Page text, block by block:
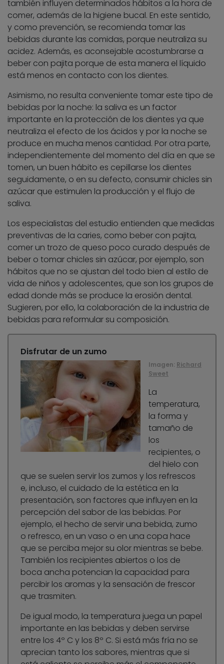
también influyen determinados hábitos a la hora de
comer, además de la higiene bucal. En este sentido,
y como prevención, se recomienda tomar las
bebidas durante las comidas, porque neutraliza su
acidez. Además, es aconsejable acostumbrarse a
beber con pajita porque de esta manera el líquido
está menos en contacto con los dientes.
Asimismo, no resulta conveniente tomar este tipo de
bebidas por la noche: la saliva es un factor
importante en la protección de los dientes ya que
neutraliza el efecto de los ácidos y por la noche se
produce en mucha menos cantidad. Por otra parte,
independientemente del momento del día en que se
tomen, un buen hábito es cepillarse los dientes
seguidamente, o en su defecto, consumir chicles sin
azúcar que estimulen la producción y el flujo de
saliva.
Los especialistas del estudio entienden que medidas
preventivas de la caries, como beber con pajita,
comer un trozo de queso poco curado después de
beber o tomar chicles sin azúcar, por ejemplo, son
hábitos que no se ajustan del todo bien al estilo de
vida de niños y adolescentes, que son los grupos de
edad donde más se produce la erosión dental.
Sugieren, por ello, la colaboración de la industria de
bebidas para reformular su composición.
Disfrutar de un zumo
Imagen: Richard
Sweet
La
temperatura,
la forma y
tamaño de
los
recipientes, o
del hielo con
que se suelen servir los zumos y los refrescos
e, incluso, el cuidado de la estética en la
presentación, son factores que influyen en la
percepción del sabor de las bebidas. Por
ejemplo, el hecho de servir una bebida, zumo
o refresco, en un vaso o en una copa hace
que se perciba mejor su olor mientras se bebe.
También los recipientes abiertos o los de
boca ancha potencian la capacidad para
percibir los aromas y la sensación de frescor
que trasmiten.
De igual modo, la temperatura juega un papel
importante en las bebidas y deben servirse
entre los 4º C y los 8º C. Si está más fría no se
aprecian tanto los sabores, mientras que si